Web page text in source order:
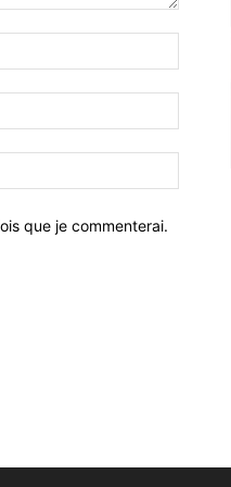
que je commenterai.